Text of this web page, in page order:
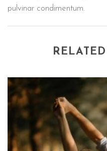
pulvinar condimentum.